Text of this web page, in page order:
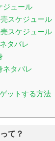
ジュール
スケジュール
スケジュール
タバレ
タバレ
ットする方法
て？